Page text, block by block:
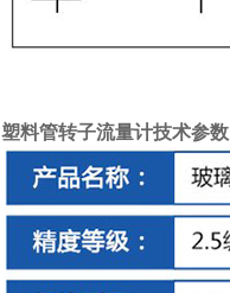
塑料管转子流量计技术参数